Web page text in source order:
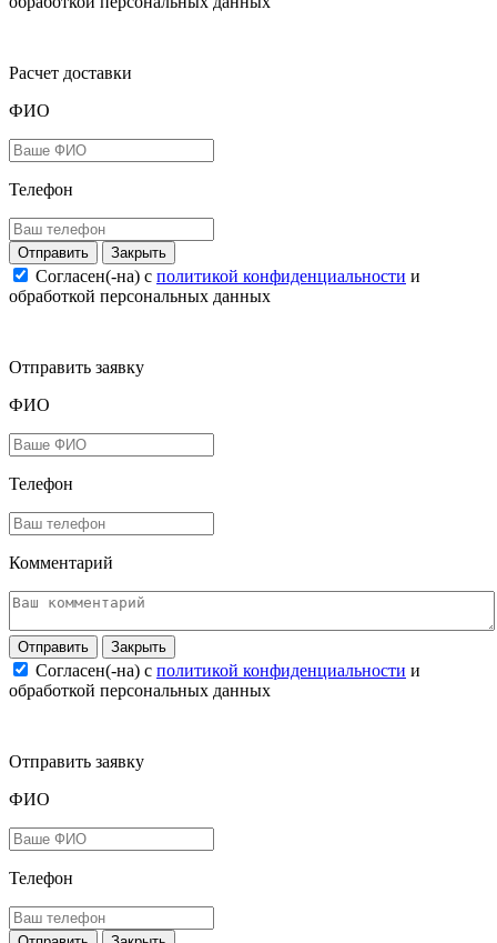
Расчет доставки
ФИО
Телефон
Закрыть
Согласен(-на) c политикой конфиденциальности и
обработкой персональных данных
Отправить заявку
ФИО
Телефон
Комментарий
Закрыть
Согласен(-на) c политикой конфиденциальности и
обработкой персональных данных
Отправить заявку
ФИО
Телефон